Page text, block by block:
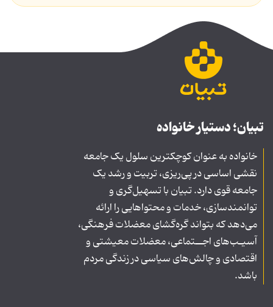
تبیان؛ دستیار خانواده
خانواده به عنوان کوچکترین سلول یک جامعه
نقشی اساسی در پی‌ریزی، تربیت و رشد یک
جامعه قوی دارد. تبیان با تسهیل‌گری و
توانمندسازی، خدمات و محتواهایی را ارائه
می‌دهد که بتواند گره‌گشای معضلات فرهنگی،
آسیـب‌های اجــتماعی، معضلات معیشتی و
اقتصادی و چالش‌های سیاسی در زندگی مردم
باشد.